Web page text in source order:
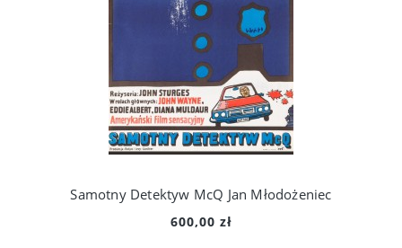
Samotny Detektyw McQ Jan Młodożeniec
600,00 zł